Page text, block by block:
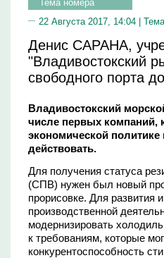
Тема номера
22 Августа 2017, 14:04 |
Денис САРАНА,
"Владивостокский
свободного порта
Владивостокский
числе первых компаний,
экономической
действовать.
Для получения статуса
(СПВ) нужен был новый
прорисовке. Для развития
производственной
модернизировать
к требованиям, которые
конкурентоспособность